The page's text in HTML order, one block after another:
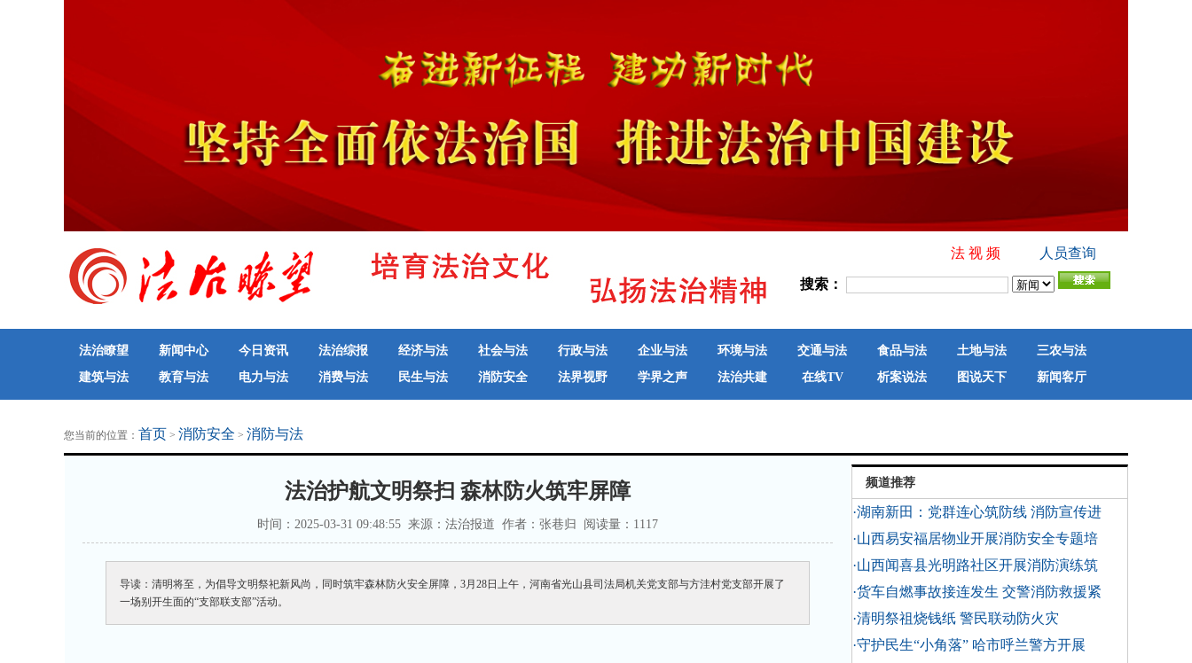
人员查询
法 视 频
搜索：
法治瞭望 新闻中心 今日资讯 法治综报 经济与法 社会与法 行政与法 企业与法 环境与法 交通与法 食品与法 土地与法
三农与法
建筑与法
教育与法 电力与法 消费与法 民生与法 消防安全 法界视野 学界之声 法治共建 在线TV 析案说法 图说天下
新闻客厅
地方法治联播
律师律所
您当前的位置： 首页 > 消防安全 > 消防与法
法治护航文明祭扫 森林防火筑牢屏障
时间：2025-03-31 09:48:55 来源：法治报道 作者：张巷归 阅读量：1117
导读：清明将至，为倡导文明祭祀新风尚，同时筑牢森林防火安全屏障，3月28日上午，河南省光山县司法局机关党支部与方洼村党支部开展了
一场别开生面的“支部联支部”活动。
频道推荐
·湖南新田：党群连心筑防线 消防宣传进
·山西易安福居物业开展消防安全专题培
·山西闻喜县光明路社区开展消防演练筑
·货车自燃事故接连发生 交警消防救援紧
·清明祭祖烧钱纸 警民联动防火灾
·守护民生“小角落” 哈市呼兰警方开展